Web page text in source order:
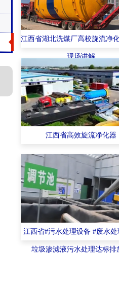
江西省湖北洗煤厂高校旋流净
现场讲解
江西省高效旋流净化器
江西省#污水处理设备 #废水
垃圾渗滤液污水处理达标排